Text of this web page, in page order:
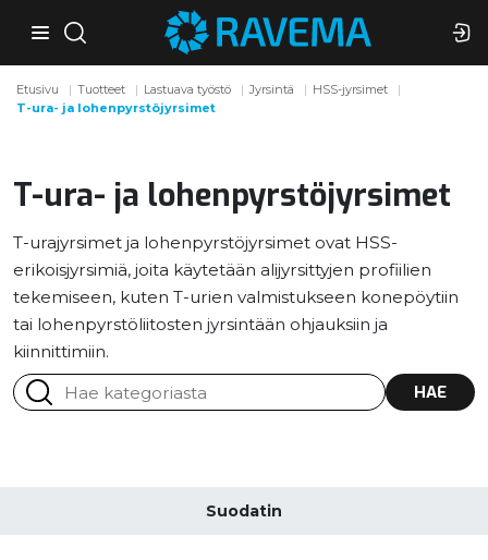
Etusivu Tuotteet Lastuava työstö Jyrsintä
HSS-jyrsimet
T-ura- ja lohenpyrstöjyrsimet
T-ura- ja lohenpyrstöjyrsimet
T-urajyrsimet ja lohenpyrstöjyrsimet ovat HSS-
erikoisjyrsimiä, joita käytetään alijyrsittyjen profiilien
tekemiseen, kuten T-urien valmistukseen konepöytiin
tai lohenpyrstöliitosten jyrsintään ohjauksiin ja
kiinnittimiin.
HAE
Suodatin